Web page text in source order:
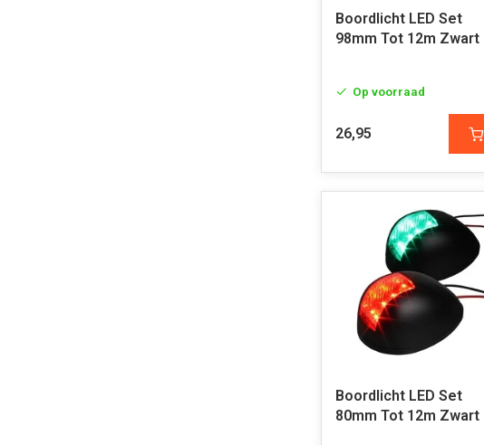
Boordlicht LED Set
98mm Tot 12m Zwart
Op voorraad
26,95
Boordlicht LED Set
80mm Tot 12m Zwart